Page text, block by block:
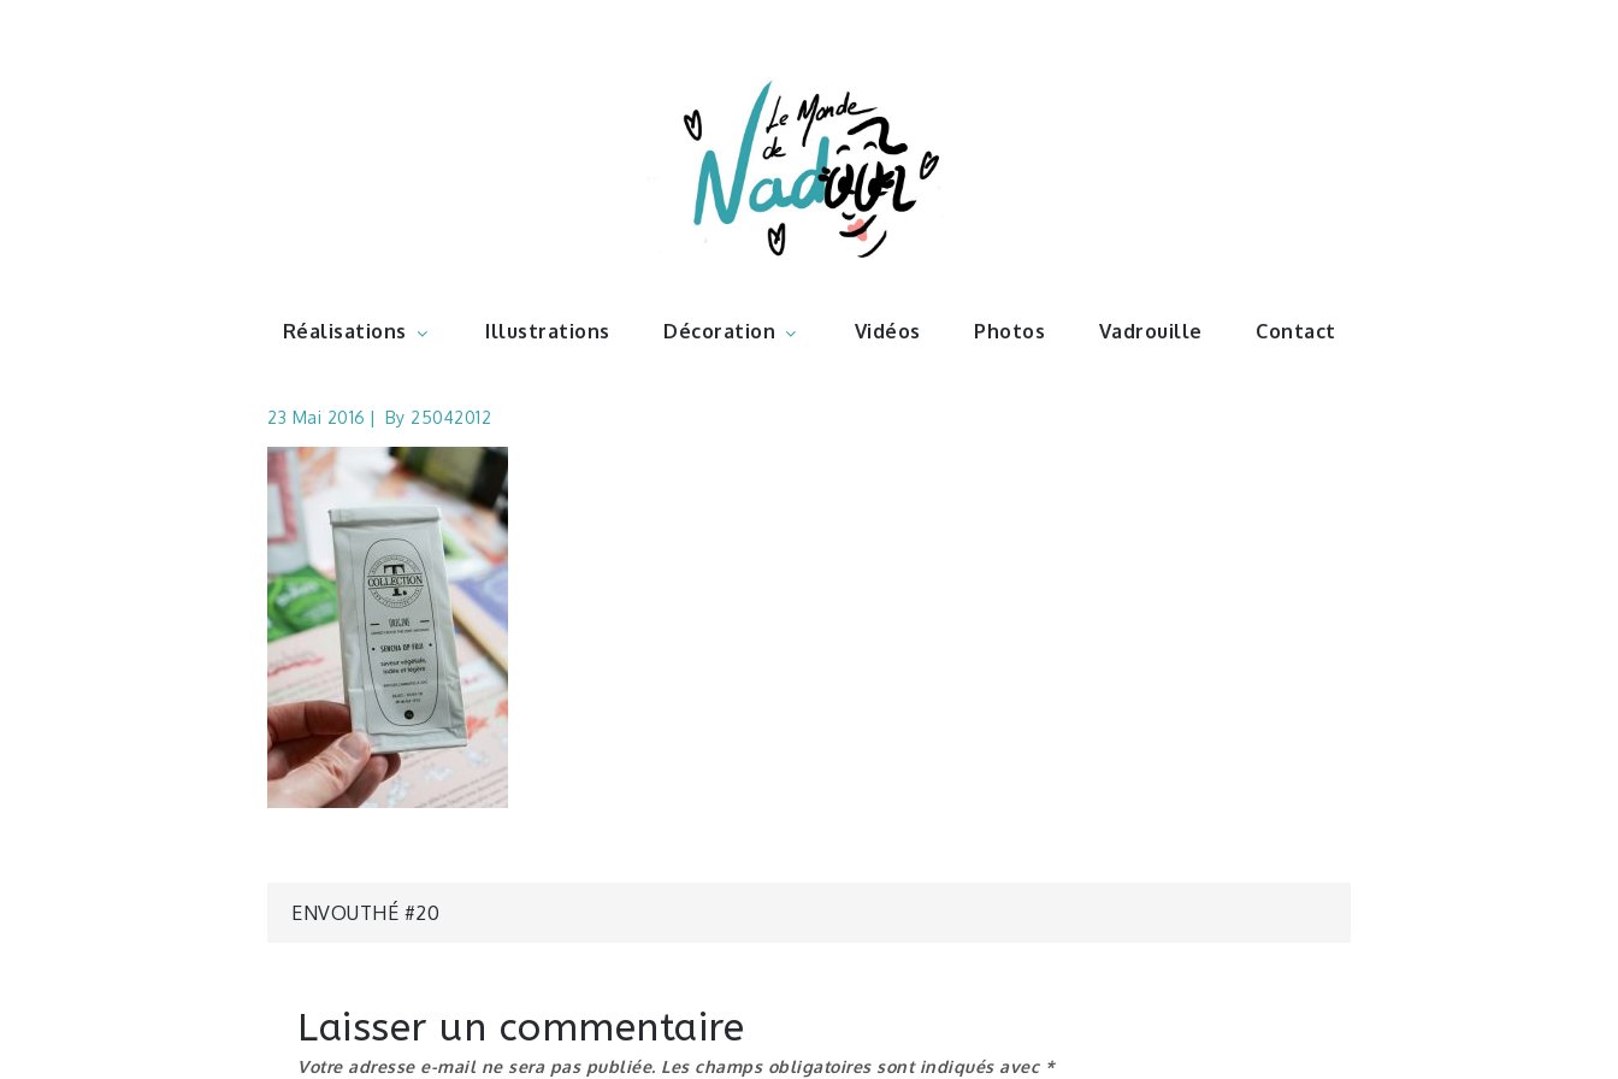
Illustrations – le monde de
Nadoo
Réalisations Illustrations Décoration Vidéos Photos Vadrouille Contact
23 Mai 2016 By 25042012
Navigation
l’article
ENVOUTHÉ #20
Laisser un commentaire
Votre adresse e-mail ne sera pas publiée. Les champs obligatoires sont indiqués avec *